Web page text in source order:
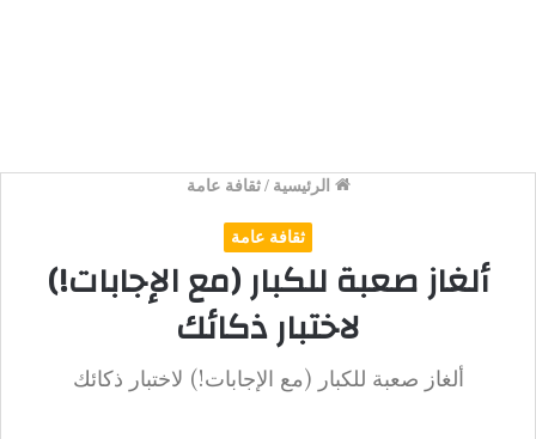
الرئيسية / ثقافة عامة
ثقافة عامة
ألغاز صعبة للكبار (مع الإجابات!)
لاختبار ذكائك
ألغاز صعبة للكبار (مع الإجابات!) لاختبار ذكائك